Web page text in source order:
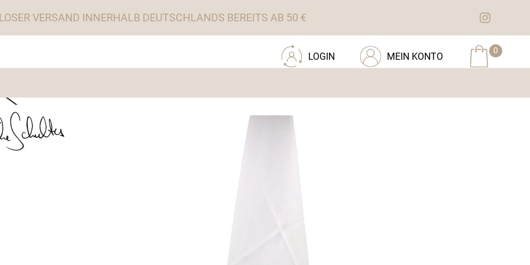
VERSAND INNERHALB DEUTSCHLANDS BEREITS AB 50 €
0
MEIN KONTO
LOGIN